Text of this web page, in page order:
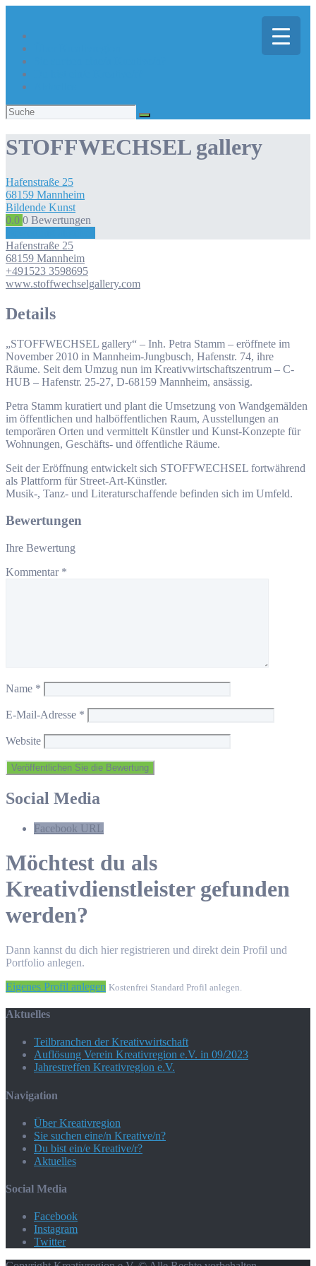
Suchen
nach:
STOFFWECHSEL gallery
Hafenstraße 25
68159 Mannheim
Bildende Kunst
0.0 0 Bewertungen
Hafenstraße 25
68159 Mannheim
+491523 3598695
www.stoffwechselgallery.com
Details
„STOFFWECHSEL gallery“ – Inh. Petra Stamm – eröffnete im
November 2010 in Mannheim-Jungbusch, Hafenstr. 74, ihre
Räume. Seit dem Umzug nun im Kreativwirtschaftszentrum – C-
HUB – Hafenstr. 25-27, D-68159 Mannheim, ansässig.
Petra Stamm kuratiert und plant die Umsetzung von Wandgemälden
im öffentlichen und halböffentlichen Raum, Ausstellungen an
temporären Orten und vermittelt Künstler und Kunst-Konzepte für
Wohnungen, Geschäfts- und öffentliche Räume.
Seit der Eröffnung entwickelt sich STOFFWECHSEL fortwährend
als Plattform für Street-Art-Künstler.
Musik-, Tanz- und Literaturschaffende befinden sich im Umfeld.
Bewertungen
Ihre Bewertung
Kommentar *
Name *
E-Mail-Adresse *
Website
Social Media
Facebook URL
Möchtest du als
Kreativdienstleister gefunden
werden?
Dann kannst du dich hier registrieren und direkt dein Profil und
Portfolio anlegen.
Eigenes Profil anlegen Kostenfrei Standard Profil anlegen.
Aktuelles
Teilbranchen der Kreativwirtschaft
Auflösung Verein Kreativregion e.V. in 09/2023
Jahrestreffen Kreativregion e.V.
Navigation
Über Kreativregion
Sie suchen eine/n Kreative/n?
Du bist ein/e Kreative/r?
Aktuelles
Social Media
Facebook
Instagram
Twitter